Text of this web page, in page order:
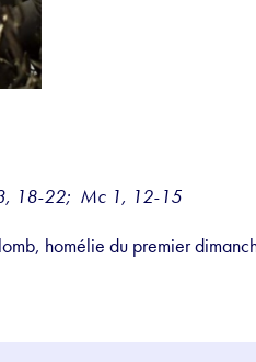
18-22; Mc 1, 12-15
homélie du premier